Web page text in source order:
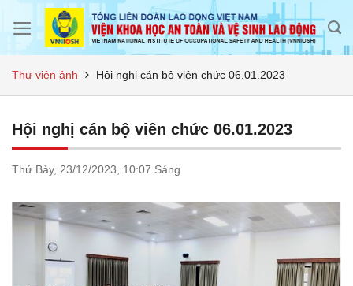
Thư viện ảnh Hội nghị cán bộ viên chức 06.01.2023
Hội nghị cán bộ viên chức 06.01.2023
Thứ Bảy, 23/12/2023, 10:07 Sáng